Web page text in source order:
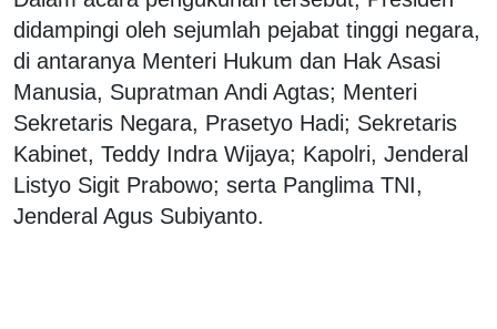
didampingi oleh sejumlah pejabat tinggi negara,
di antaranya Menteri Hukum dan Hak Asasi
Manusia, Supratman Andi Agtas; Menteri
Sekretaris Negara, Prasetyo Hadi; Sekretaris
Kabinet, Teddy Indra Wijaya; Kapolri, Jenderal
Listyo Sigit Prabowo; serta Panglima TNI,
Jenderal Agus Subiyanto.